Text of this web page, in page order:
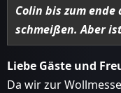
Colin bis zum
schmeißen. Aber
Liebe Gäste und
Da wir zur